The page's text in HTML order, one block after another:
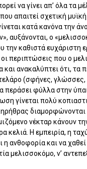
να γίνει απ’ όλα τα
απαιτεί σχετική
κατά κανόνα την
αυξάνονται, ο
την καθιστά ευχάριστη
οι περιπτώσεις που ο
και ανακαλύπτει ότι, τα
(σφήνες,
περάσει φύλλα στην
γίνεται πολύ
διαμορφώνονται
νέκταρ κάνουν
κελιά. Η εμπειρία, η
η ανθοφορία και να
μελισσοκόμο, ν’